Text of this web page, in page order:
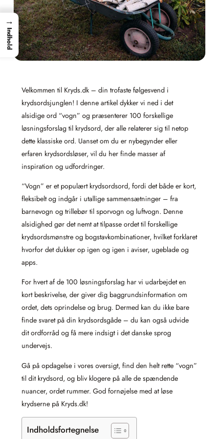
Velkommen til Kryds.dk – din trofaste følgesvend i
krydsordsjunglen! I denne artikel dykker vi ned i det
alsidige ord “vogn” og præsenterer 100 forskellige
løsningsforslag til krydsord, der alle relaterer sig til netop
dette klassiske ord. Uanset om du er nybegynder eller
erfaren krydsordsløser, vil du her finde masser af
inspiration og udfordringer.
“Vogn” er et populært krydsordsord, fordi det både er kort,
fleksibelt og indgår i utallige sammensætninger – fra
barnevogn og trillebør til sporvogn og luftvogn. Denne
alsidighed gør det nemt at tilpasse ordet til forskellige
krydsordsmønstre og bogstavkombinationer, hvilket forklaret
hvorfor det dukker op igen og igen i aviser, ugeblade og
apps.
For hvert af de 100 løsningsforslag har vi udarbejdet en
kort beskrivelse, der giver dig baggrundsinformation om
ordet, dets oprindelse og brug. Dermed kan du ikke bare
finde svaret på din krydsordsgåde – du kan også udvide
dit ordforråd og få mere indsigt i det danske sprog
undervejs.
Gå på opdagelse i vores oversigt, find den helt rette “vogn”
til dit krydsord, og bliv klogere på alle de spændende
nuancer, ordet rummer. God fornøjelse med at løse
krydserne på Kryds.dk!
Indholdsfortegnelse
→
Indhold